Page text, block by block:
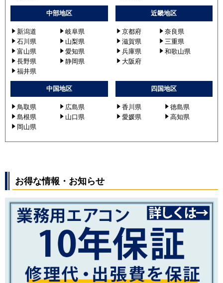
中部地区
新潟道
岐阜県
石川県
山梨県
富山県
愛知県
長野県
静岡県
福井県
近畿地区
京都府
奈良県
滋賀県
三重県
兵庫県
和歌山県
大阪府
中国地区
鳥取県
広島県
島根県
山口県
岡山県
四国地区
香川県
徳島県
愛媛県
高知県
お得な情報・お知らせ